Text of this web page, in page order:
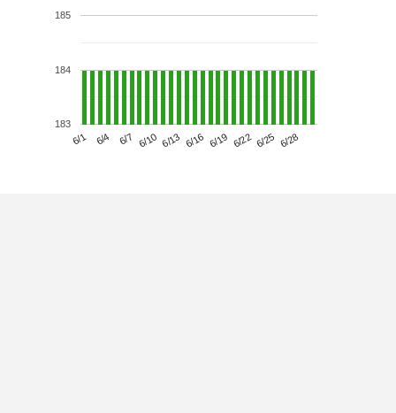
6/1 6/4 6/7 6/10 6/13 6/16 6/19 6/22 6/25 6/28
183
184
185